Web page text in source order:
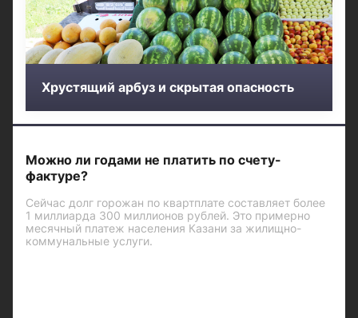
Хрустящий арбуз и скрытая опасность
Можно ли годами не платить по счету-
фактуре?
Сейчас долг горожан по квартплате составляет более
1 миллиарда 300 миллионов рублей. Это примерно
месячный платеж населения Казани за жилищно-
коммунальные услуги.